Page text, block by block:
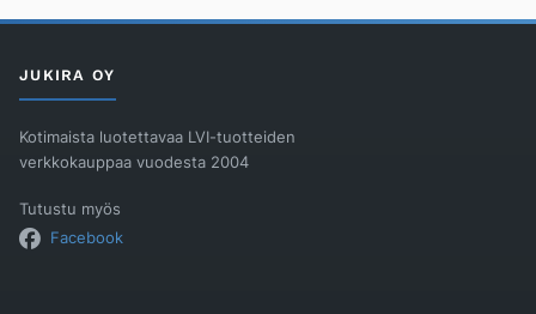
JUKIRA OY
Kotimaista luotettavaa LVI-tuotteiden
verkkokauppaa vuodesta 2004
Tutustu myös
Facebook